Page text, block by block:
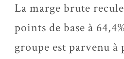
La marge brute
points de base à
groupe est parvenu à